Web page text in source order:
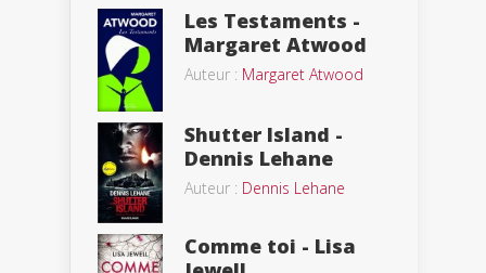
Les Testaments -
Margaret Atwood
Auteur : Margaret Atwood
Shutter Island -
Dennis Lehane
Auteur : Dennis Lehane
Comme toi - Lisa